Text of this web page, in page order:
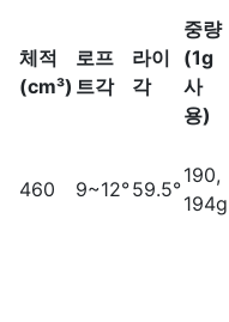
체적
(cm³)
로프
트각
라이
각
중량
(1g
사
용)
460 9~12°59.5°
190,
194g